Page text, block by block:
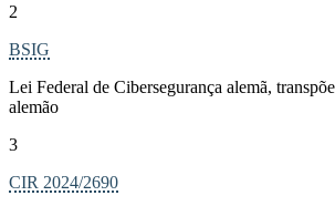
2
BSIG
Lei Federal de Cibersegurança alemã,
alemão
3
CIR 2024/2690